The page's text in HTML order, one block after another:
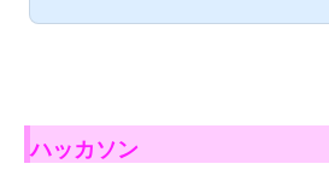
日間だったので、アーケー
ハッカソン